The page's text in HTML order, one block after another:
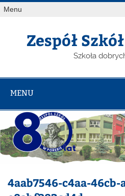
Menu
Zespół
Szkoła
MENU
4aab7546-c4aa-46cb-